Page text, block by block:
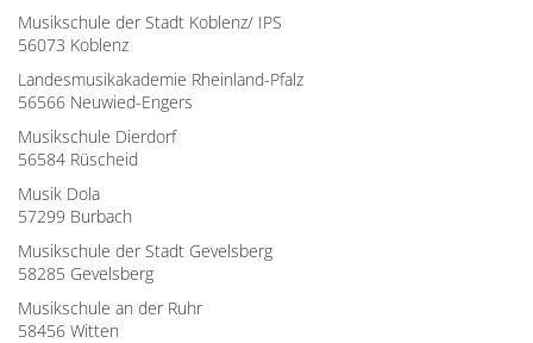
Musikschule der Stadt Koblenz/ IPS
56073 Koblenz
Landesmusikakademie Rheinland-Pfalz
56566 Neuwied-Engers
Musikschule Dierdorf
56584 Rüscheid
Musik Dola
57299 Burbach
Musikschule der Stadt Gevelsberg
58285 Gevelsberg
Musikschule an der Ruhr
58456 Witten